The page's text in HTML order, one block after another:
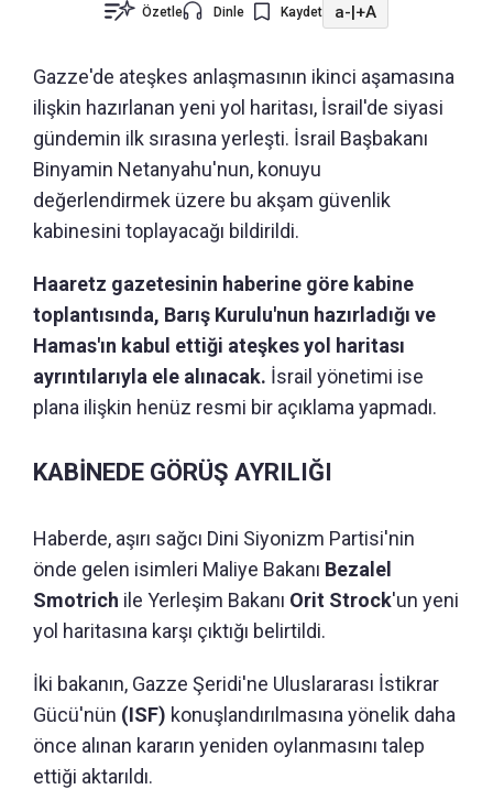
Özetle Dinle Kaydet a-|+A
Gazze'de ateşkes anlaşmasının ikinci aşamasına
ilişkin hazırlanan yeni yol haritası, İsrail'de siyasi
gündemin ilk sırasına yerleşti. İsrail Başbakanı
Binyamin Netanyahu'nun, konuyu
değerlendirmek üzere bu akşam güvenlik
kabinesini toplayacağı bildirildi.
Haaretz gazetesinin haberine göre kabine
toplantısında, Barış Kurulu'nun hazırladığı ve
Hamas'ın kabul ettiği ateşkes yol haritası
ayrıntılarıyla ele alınacak. İsrail yönetimi ise
plana ilişkin henüz resmi bir açıklama yapmadı.
KABİNEDE GÖRÜŞ AYRILIĞI
Haberde, aşırı sağcı Dini Siyonizm Partisi'nin
önde gelen isimleri Maliye Bakanı Bezalel
Smotrich ile Yerleşim Bakanı Orit Strock'un yeni
yol haritasına karşı çıktığı belirtildi.
İki bakanın, Gazze Şeridi'ne Uluslararası İstikrar
Gücü'nün (ISF) konuşlandırılmasına yönelik daha
önce alınan kararın yeniden oylanmasını talep
ettiği aktarıldı.